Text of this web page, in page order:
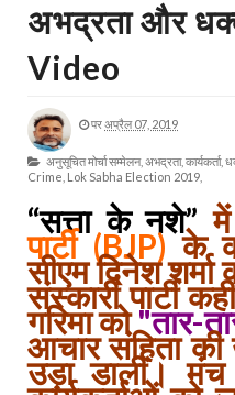
अभद्रता और
Video
परअप्रैल 07, 2019
अनुसूचित मोर्चा सम्मेलन, अभद्रता, कार्यकर्ता,
Crime, Lok Sabha Election 2019,
“सत्ता के नशे”
पार्टी (BJP)के
सीएम दिनेश शर्मा
संस्कारी पार्टी
गरिमा को"तार-
आचार संहिता
उड़ा डालीं।